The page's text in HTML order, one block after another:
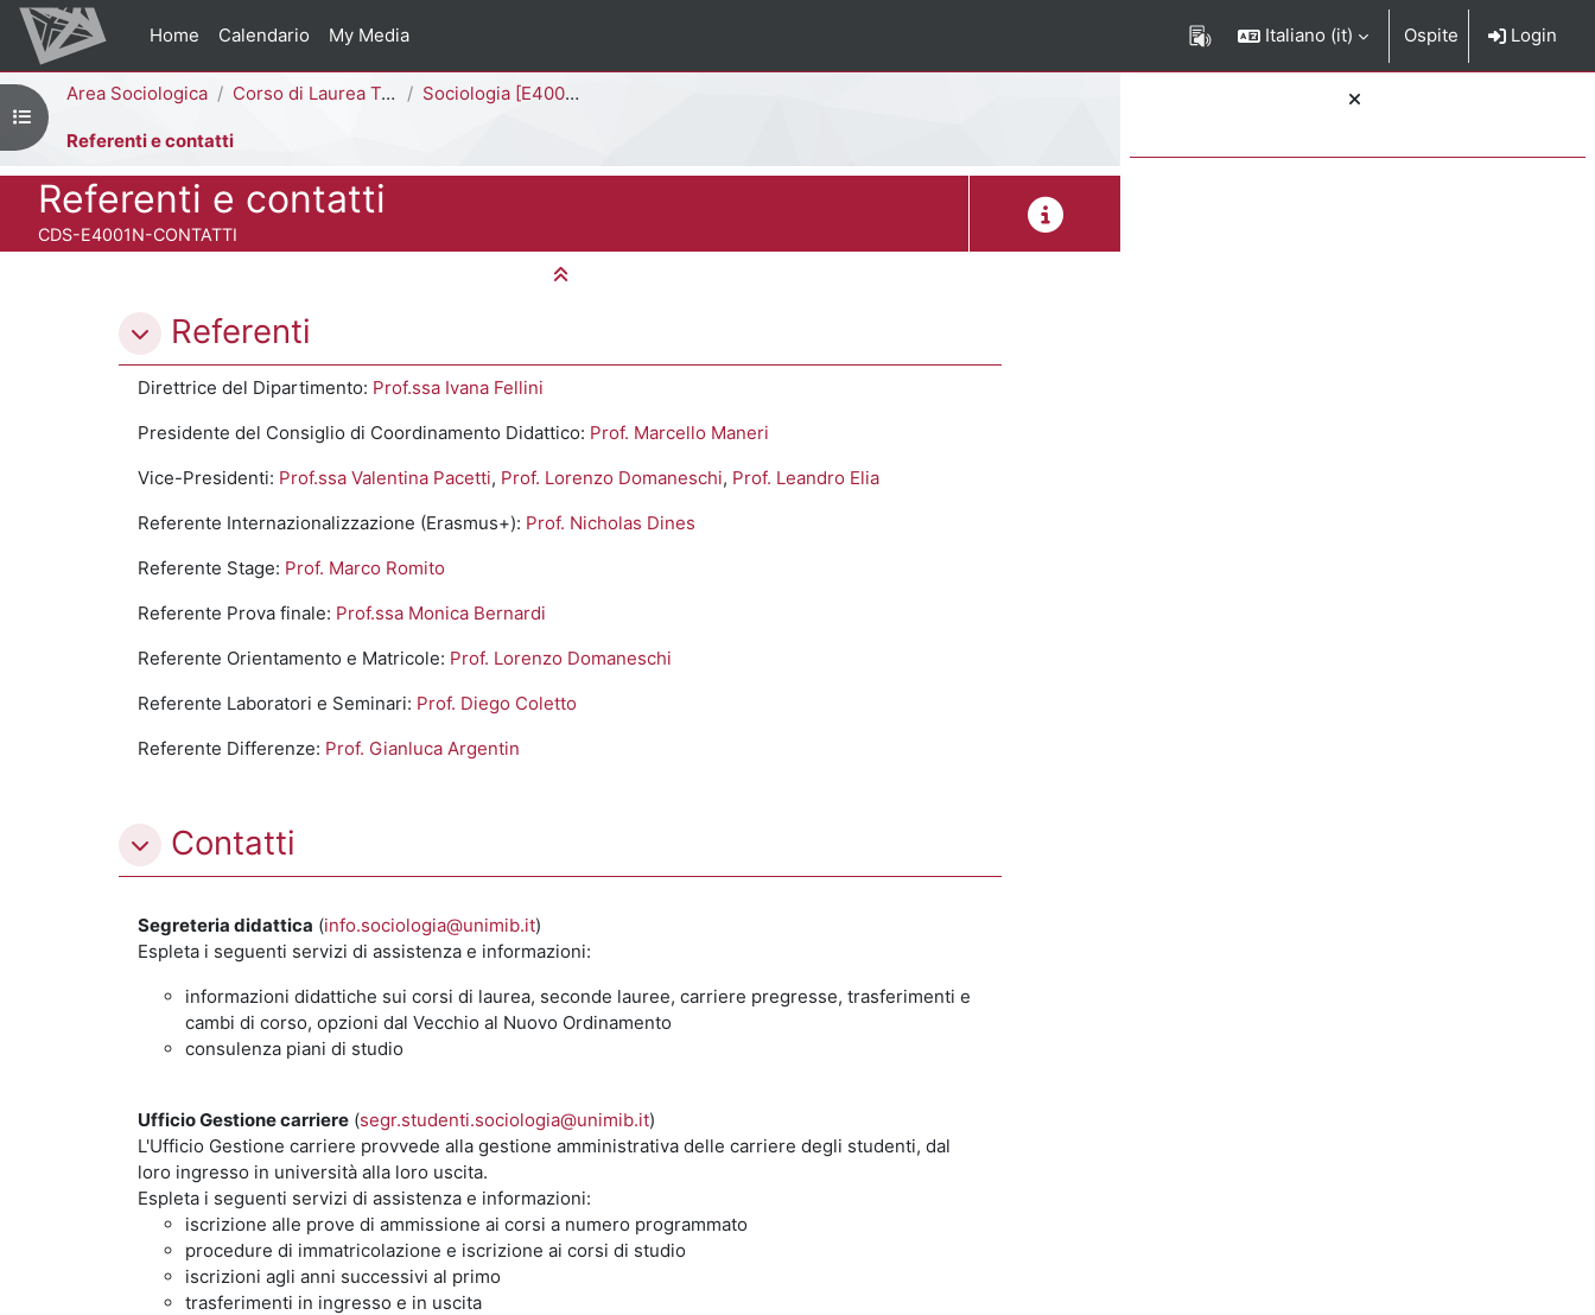
Vai al contenuto principale
Home
Calendario My Media Italiano ‎(it)‎ Ospite Login
Apri indice del corso
Percorso della pagina
Area Sociologica Corso di Laurea Triennale Sociologia [E4002N - E4001N]
Referenti e contatti
Titolo del corso
Referenti e contatti
Codice identificativo del corso
CDS-E4001N-CONTATTI
Descrizione del corso
Minimizza tutto
Referenti
Direttrice del Dipartimento: Prof.ssa Ivana Fellini
Presidente del Consiglio di Coordinamento Didattico: Prof. Marcello Maneri
Vice-Presidenti: Prof.ssa Valentina Pacetti, Prof. Lorenzo Domaneschi, Prof. Leandro Elia
Referente Internazionalizzazione (Erasmus+): Prof. Nicholas Dines
Referente Stage: Prof. Marco Romito
Referente Prova finale: Prof.ssa Monica Bernardi
Referente Orientamento e Matricole: Prof. Lorenzo Domaneschi
Referente Laboratori e Seminari: Prof. Diego Coletto
Referente Differenze: Prof. Gianluca Argentin
Contatti
Segreteria didattica (info.sociologia@unimib.it)
Espleta i seguenti servizi di assistenza e informazioni:
informazioni didattiche sui corsi di laurea, seconde lauree, carriere pregresse, trasferimenti e
cambi di corso, opzioni dal Vecchio al Nuovo Ordinamento
consulenza piani di studio
Ufficio Gestione carriere (segr.studenti.sociologia@unimib.it)
L'Ufficio Gestione carriere provvede alla gestione amministrativa delle carriere degli studenti, dal
loro ingresso in università alla loro uscita.
Espleta i seguenti servizi di assistenza e informazioni:
iscrizione alle prove di ammissione ai corsi a numero programmato
procedure di immatricolazione e iscrizione ai corsi di studio
iscrizioni agli anni successivi al primo
trasferimenti in ingresso e in uscita